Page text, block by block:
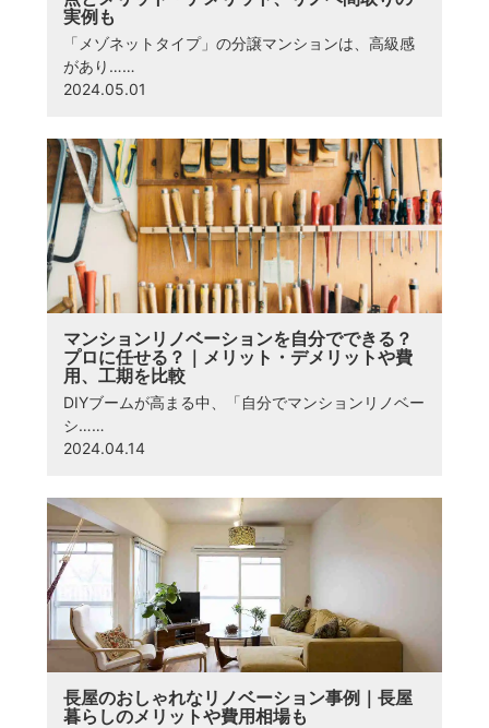
実例も
「メゾネットタイプ」の分譲マンションは、高級感
があり……
2024.05.01
マンションリノベーションを自分でできる？
プロに任せる？｜メリット・デメリットや費
用、工期を比較
DIYブームが高まる中、「自分でマンションリノベー
シ……
2024.04.14
長屋のおしゃれなリノベーション事例｜長屋
暮らしのメリットや費用相場も